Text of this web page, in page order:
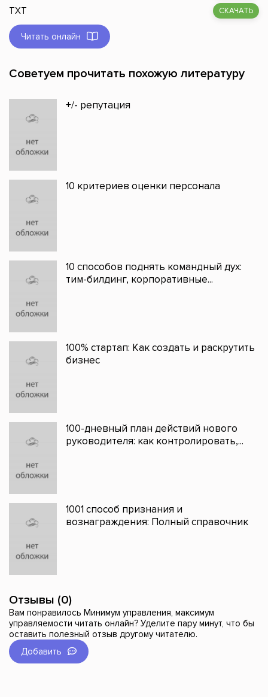
TXT СКАЧАТЬ
Читать онлайн
Советуем прочитать похожую литературу
+/- репутация
10 критериев оценки персонала
10 способов поднять командный дух:
тим-билдинг, корпоративные...
100% стартап: Как создать и раскрутить
бизнес
100-дневный план действий нового
руководителя: как контролировать,...
1001 способ признания и
вознаграждения: Полный справочник
Отзывы (0)
Вам понравилось Минимум управления, максимум
управляемости читать онлайн? Уделите пару минут, что бы
оставить полезный отзыв другому читателю.
Добавить